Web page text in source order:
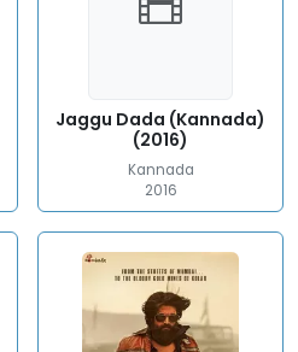
Jaggu Dada (Kannada)
(2016)
Kannada
2016